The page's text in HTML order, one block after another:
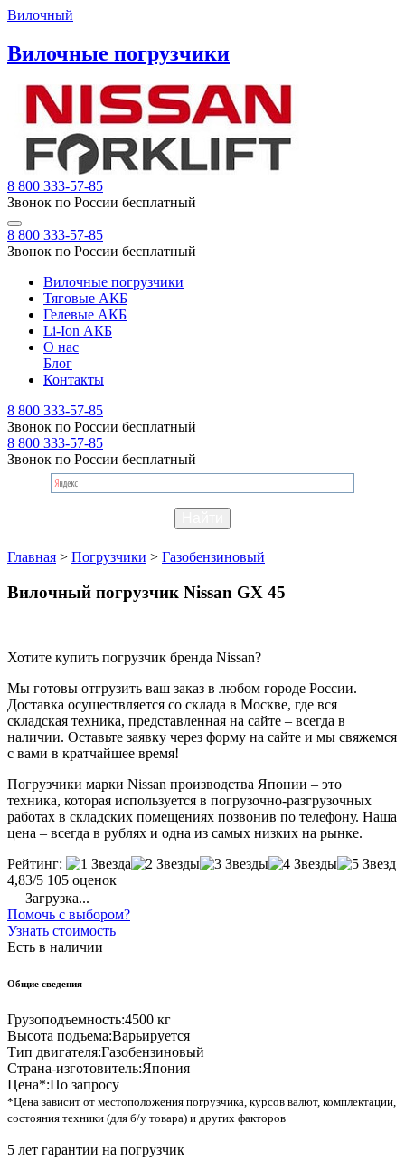
Вилочный
Вилочные погрузчики
8 800 333-57-85
Звонок по России бесплатный
8 800 333-57-85
Звонок по России бесплатный
Вилочные погрузчики
Тяговые АКБ
Гелевые АКБ
Li-Ion АКБ
О нас
Блог
Контакты
8 800 333-57-85
Звонок по России бесплатный
8 800 333-57-85
Звонок по России бесплатный
Главная > Погрузчики > Газобензиновый
Вилочный погрузчик Nissan GX 45
Хотите купить погрузчик бренда Nissan?
Мы готовы отгрузить ваш заказ в любом городе России.
Доставка осуществляется со склада в Москве, где вся
складская техника, представленная на сайте – всегда в
наличии. Оставьте заявку через форму на сайте и мы свяжемся
с вами в кратчайшее время!
Погрузчики марки Nissan производства Японии – это
техника, которая используется в погрузочно-разгрузочных
работах в складских помещениях позвонив по телефону. Наша
цена – всегда в рублях и одна из самых низких на рынке.
Рейтинг:
4,83/5 105 оценок
Загрузка...
Помочь с выбором?
Узнать стоимость
Есть в наличии
Общие сведения
Грузоподъемность:4500 кг
Высота подъема:Варьируется
Тип двигателя:Газобензиновый
Страна-изготовитель:Япония
Цена*:По запросу
*Цена зависит от местоположения погрузчика, курсов валют, комплектации,
состояния техники (для б/у товара) и других факторов
5 лет гарантии на погрузчик